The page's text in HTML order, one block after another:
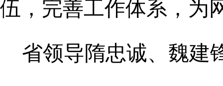
伍，完善工作体系，为
省领导隋忠诚、魏建